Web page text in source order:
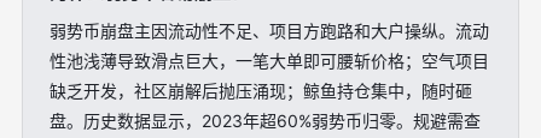
弱势币崩盘主因流动性不足、项目方跑路和大户操纵。流动
性池浅薄导致滑点巨大，一笔大单即可腰斩价格；空气项目
缺乏开发，社区崩解后抛压涌现；鲸鱼持仓集中，随时砸
盘。历史数据显示，2023年超60%弱势币归零。规避需查